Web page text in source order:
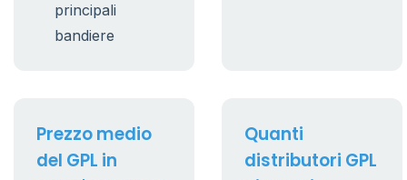
principali
bandiere
Prezzo medio
del GPL in
Quanti
distributori GPL